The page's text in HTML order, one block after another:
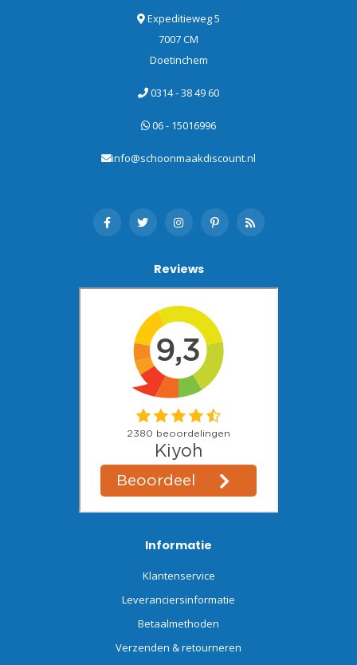
Expeditieweg 5
7007 CM
Doetinchem
0314 - 38 49 60
06 - 15016996
info@schoonmaakdiscount.nl
Reviews
Informatie
Klantenservice
Leveranciersinformatie
Betaalmethoden
Verzenden & retourneren